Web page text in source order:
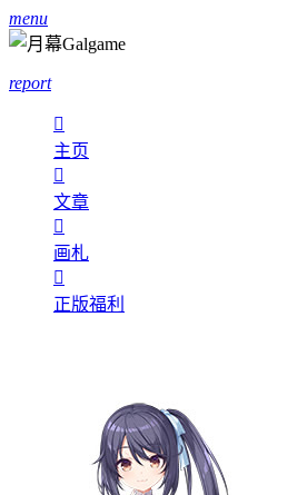
menu
report

主页

文章

画札

正版福利